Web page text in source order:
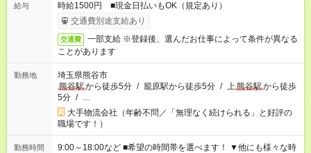
給与
時給1500円 ■現金日払いもOK（規定あり）
交通費別途支給あり
交通費
一部支給 ※登録後、選んだお仕事によって条件が異なる
ことがあります
勤務地
埼玉県熊谷市
熊谷駅から徒歩5分 / 籠原駅から徒歩5分 / 上熊谷駅から徒歩
5分 / …
大手物流会社（年齢不問／「無理なく続けられる」と好評の
職場です！）
勤務時間
9:00～18:00など ■希望の時間帯を選べます！ ▼他にも様々な時